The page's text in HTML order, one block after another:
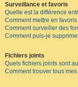
Surveillance et favoris
Quelle est la différence
Comment mettre en
Comment surveiller des
Comment puis-je
Fichiers joints
Quels fichiers joints sont
Comment trouver tous